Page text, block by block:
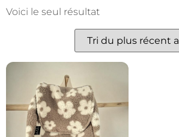
Voici le seul résultat